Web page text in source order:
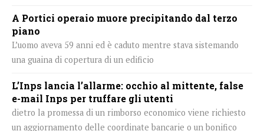
A Portici operaio muore precipitando dal terzo
piano
L’uomo aveva 59 anni ed è caduto mentre stava sistemando
una guaina di copertura di un edificio
L’Inps lancia l’allarme: occhio al mittente, false
e-mail Inps per truffare gli utenti
dietro la promessa di un rimborso economico viene richiesto
un aggiornamento delle coordinate bancarie o un bonifico